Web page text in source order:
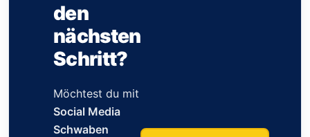
den
nächsten
Schritt?
Möchtest du mit
Social Media
Schwaben